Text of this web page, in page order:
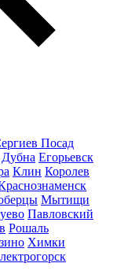
Посад
Дубна Егорьевск
Клин Королев
Мытищи
Павловский
Рошаль
Химки